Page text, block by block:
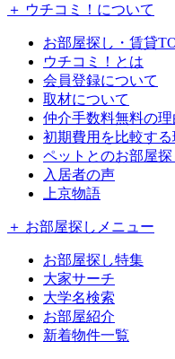
＋ ウチコミ！について
お部屋探し・賃貸
ウチコミ！とは
会員登録について
取材について
仲介手数料無料の理
初期費用を比較する
ペットとのお部屋探
入居者の声
上京物語
＋ お部屋探しメニュー
お部屋探し特集
大家サーチ
大学名検索
お部屋紹介
新着物件一覧